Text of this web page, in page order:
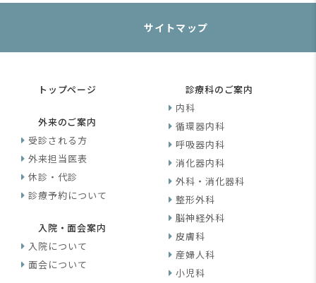
サイトマップ
トップページ
外来のご案内
受診される方
外来担当医表
休診・代診
診療予約について
入院・面会案内
入院について
面会について
診療科のご案内
内科
循環器内科
呼吸器内科
消化器内科
外科・消化器科
整形外科
脳神経外科
皮膚科
産婦人科
小児科